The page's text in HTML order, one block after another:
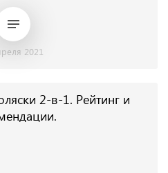
2021
2-в-1. Рейтинг и